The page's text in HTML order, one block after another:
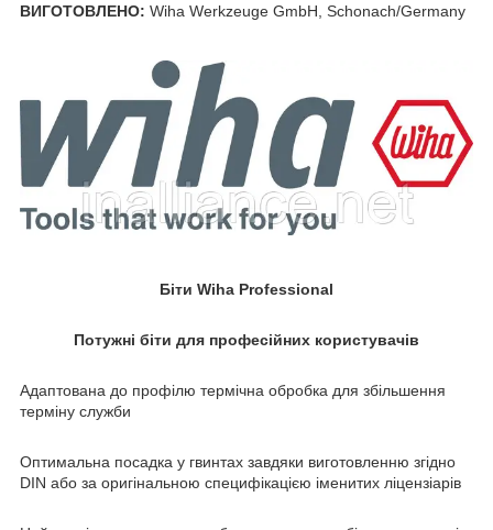
ВИГОТОВЛЕНО: Wiha Werkzeuge GmbH, Schonach/Germany
Біти Wiha Professional
Потужні біти для професійних користувачів
Адаптована до профілю термічна обробка для збільшення
терміну служби
Оптимальна посадка у гвинтах завдяки виготовленню згідно
DIN або за оригінальною специфікацією іменитих ліцензіарів